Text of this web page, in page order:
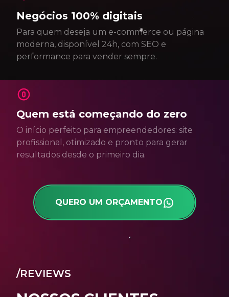
Negócios 100% digitais
Para quem deseja um e-commerce ou página
moderna, disponível 24h, com SEO e
performance para vender sempre.
Quem está começando do zero
O início perfeito para empreendedores: site
profissional, otimizado e pronto para gerar
resultados desde o primeiro dia.
QUERO UM ORÇAMENTO
/REVIEWS